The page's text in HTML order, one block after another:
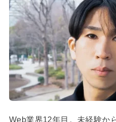
Web業界12年目。未経験か